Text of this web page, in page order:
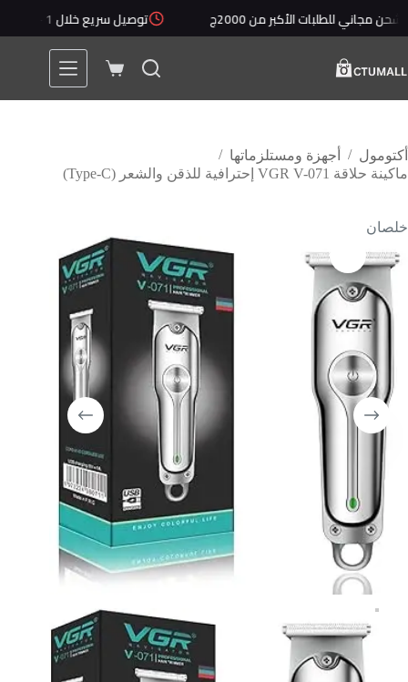
إلى للطلبات الأكبر من 2000ج توصيل سريع خلال 1 - 5 أيام
عربة
أكتومول / أجهزة ومستلزماتها /
ماكينة حلاقة VGR V-071 إحترافية للذقن والشعر (Type-C)
خلصان